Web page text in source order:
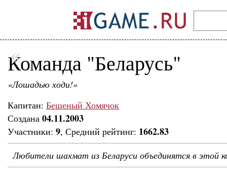
Команда "Беларусь"
«Лошадью ходи!»
Капитан: Бешеный Хомячок
Создана 04.11.2003
Участники: 9, Средний рейтинг: 1662.83
Любители шахмат из Беларуси объединятся в этой
«